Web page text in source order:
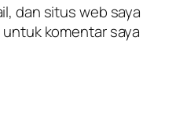
dan situs web saya
komentar saya